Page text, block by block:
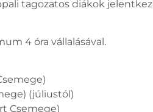
tagozatos diákok
4 óra vállalásával.
(júliustól)
Csemege)